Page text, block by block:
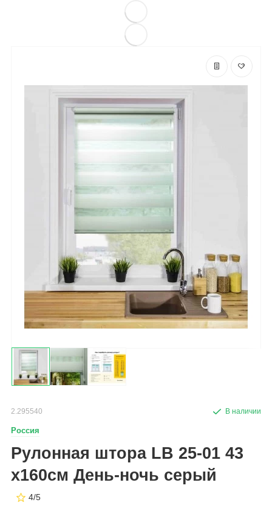
2.295540
Россия
Рулонная штора LB 25-01 43
х160см День-ночь серый
4/5